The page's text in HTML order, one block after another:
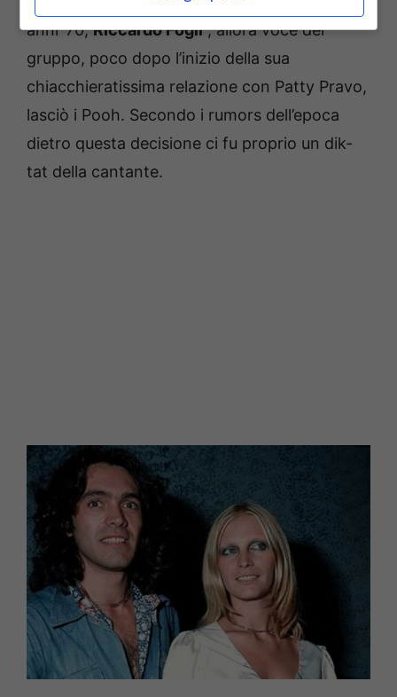
anni ’70,Riccardo Fogli, allora voce del
gruppo, poco dopo l’inizio della sua
chiacchieratissima relazione con Patty Pravo,
lasciò i Pooh. Secondo i rumors dell’epoca
dietro questa decisione ci fu proprio un dik-
tat della cantante.